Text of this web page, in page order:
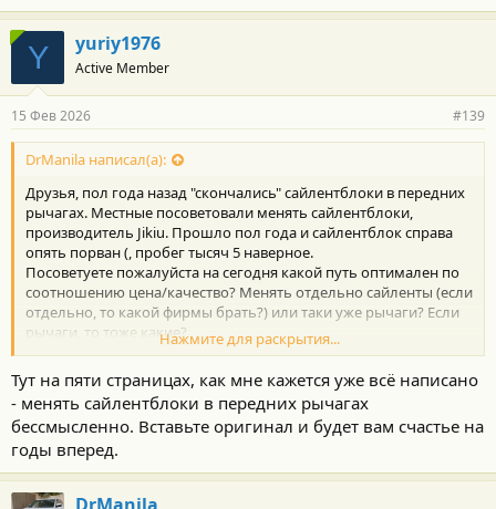
Y yuriy1976
Active Member
15 Фев 2026 #139
DrManila написал(а):
Друзья, пол года назад "скончались" сайлентблоки в передних
рычагах. Местные посоветовали менять сайлентблоки,
производитель Jikiu. Прошло пол года и сайлентблок справа
опять порван (, пробег тысяч 5 наверное.
Посоветуете пожалуйста на сегодня какой путь оптимален по
соотношению цена/качество? Менять отдельно сайленты (если
отдельно, то какой фирмы брать?) или таки уже рычаги? Если
рычаги, то тоже какие?
Спасибо![/QUOTE
Нажмите для раскрытия...
Тут на пяти страницах, как мне кажется уже всё написано
- менять сайлентблоки в передних рычагах
бессмысленно. Вставьте оригинал и будет вам счастье на
годы вперед.